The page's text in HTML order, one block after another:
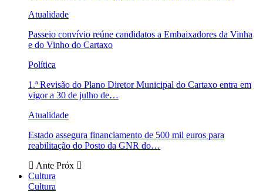
Atualidade
Passeio convívio reúne candidatos a Embaixadores da Vinha
e do Vinho do Cartaxo
Política
1.ª Revisão do Plano Diretor Municipal do Cartaxo entra em
vigor a 30 de julho de…
Atualidade
Estado assegura financiamento de 500 mil euros para
reabilitação do Posto da GNR do…
Ante Próx
Cultura
Cultura